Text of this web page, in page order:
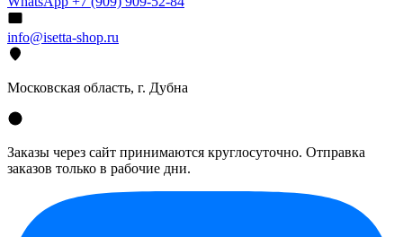
info@isetta-shop.ru
Московская область, г. Дубна
Заказы через сайт принимаются круглосуточно. Отправка
заказов только в рабочие дни.